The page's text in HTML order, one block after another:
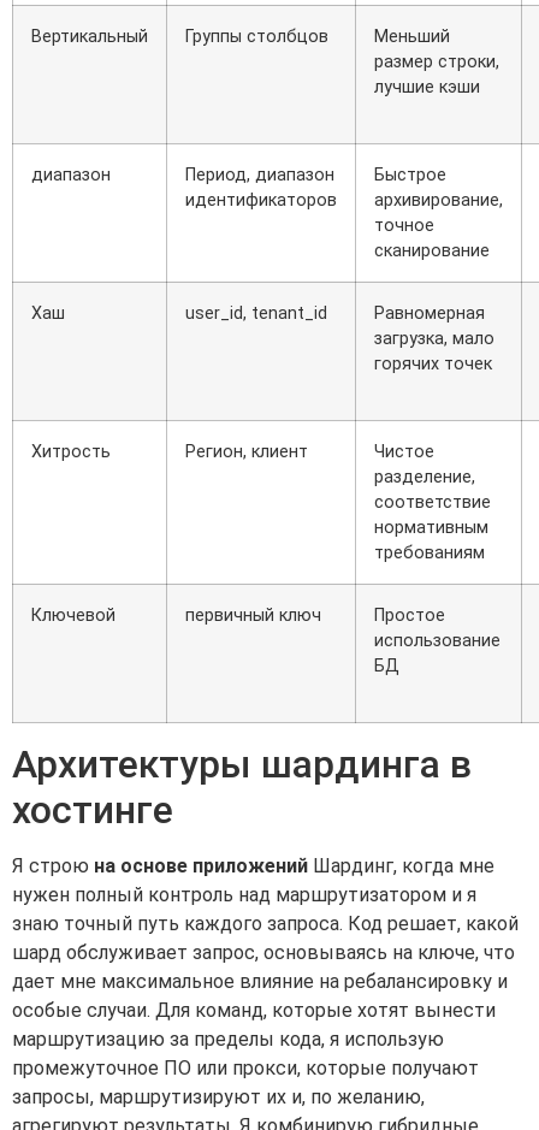
Вертикальный Группы столбцов
Меньший
размер строки,
лучшие кэши
диапазон
Период, диапазон
идентификаторов
Быстрое
архивирование,
точное
сканирование
Хаш user_id, tenant_id
Равномерная
загрузка, мало
горячих точек
Хитрость Регион, клиент
Чистое
разделение,
соответствие
нормативным
требованиям
Ключевой первичный ключ
Простое
использование
БД
Архитектуры шардинга в
хостинге
Я строю на основе приложений Шардинг, когда мне
нужен полный контроль над маршрутизатором и я
знаю точный путь каждого запроса. Код решает, какой
шард обслуживает запрос, основываясь на ключе, что
дает мне максимальное влияние на ребалансировку и
особые случаи. Для команд, которые хотят вынести
маршрутизацию за пределы кода, я использую
промежуточное ПО или прокси, которые получают
запросы, маршрутизируют их и, по желанию,